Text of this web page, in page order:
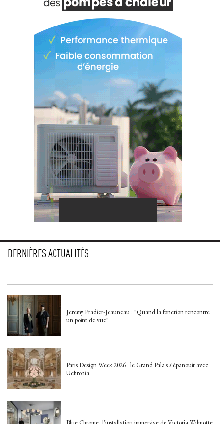
DERNIÈRES ACTUALITÉS
Jeremy Pradier-Jeauneau : "Quand la fonction rencontre
un point de vue"
Paris Design Week 2026 : le Grand Palais s'épanouit avec
Uchronia